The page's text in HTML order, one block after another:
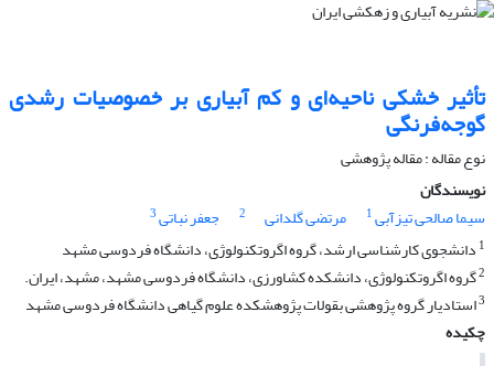
تأثیر خشکی ناحیه‌ای و کم آبیاری بر خصوصیات رشدی
گوجه‌فرنگی
نوع مقاله : مقاله پژوهشی
نویسندگان
سیما صالحی تیزآبی1 مرتضی گلدانی 2 جعفر نباتی3
1 دانشجوی کارشناسی ارشد، گروه اگروتکنولوژی، دانشگاه فردوسی مشهد
2گروه اگروتکنولوژی، دانشکده کشاورزی، دانشگاه فردوسی مشهد، مشهد، ایران.
3استادیار گروه پژوهشی بقولات پژوهشکده علوم گیاهی دانشگاه فردوسی مشهد
چکیده